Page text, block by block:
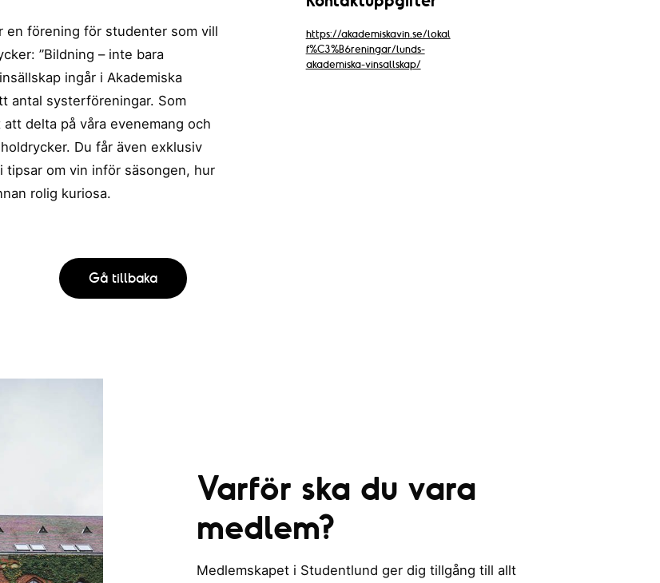
en förening för studenter som vill
”Bildning – inte bara
ingår i Akademiska
antal systerföreningar. Som
delta på våra evenemang och
Du får även exklusiv
om vin inför säsongen, hur
rolig kuriosa.
https://akademiskavin.se/lokal
f%C3%B6reningar/lunds-
akademiska-vinsallskap/
Gå tillbaka
Varför ska du vara
medlem?
Medlemskapet i Studentlund ger dig tillgång till allt